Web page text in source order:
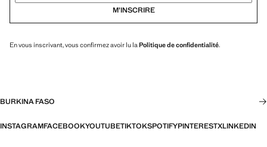
M’INSCRIRE
En vous inscrivant, vous confirmez avoir lu la Politique de confidentialité.
BURKINA FASO
INSTAGRAMFACEBOOKYOUTUBETIKTOKSPOTIFYPINTERESTXLINKEDIN